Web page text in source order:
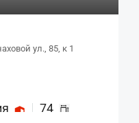
ул., 85, к 1
74